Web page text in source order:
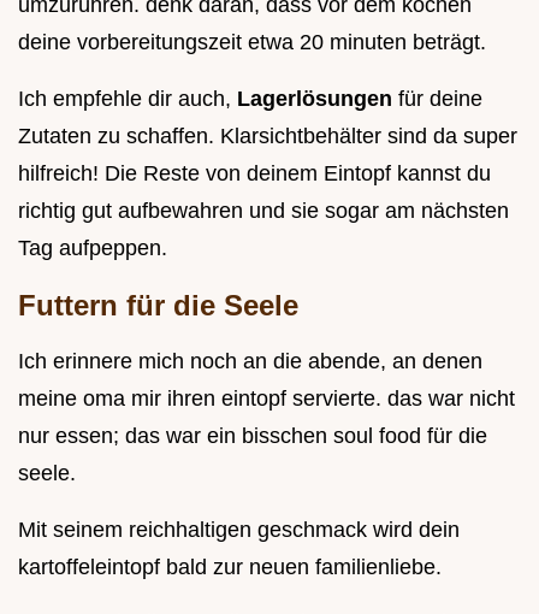
deine vorbereitungszeit etwa 20 minuten beträgt.
Ich empfehle dir auch, Lagerlösungen für deine
Zutaten zu schaffen. Klarsichtbehälter sind da super
hilfreich! Die Reste von deinem Eintopf kannst du
richtig gut aufbewahren und sie sogar am nächsten
Tag aufpeppen.
Futtern für die Seele
Ich erinnere mich noch an die abende, an denen
meine oma mir ihren eintopf servierte. das war nicht
nur essen; das war ein bisschen soul food für die
seele.
Mit seinem reichhaltigen geschmack wird dein
kartoffeleintopf bald zur neuen familienliebe.